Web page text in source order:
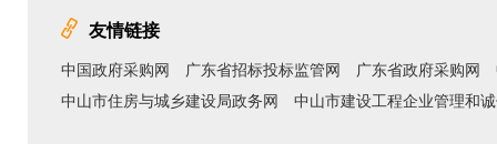
友情链接
中国政府采购网 广东省招标投标监管网 广东省政府采购网
中山市住房与城乡建设局政务网
中山市建设工程企业管理和